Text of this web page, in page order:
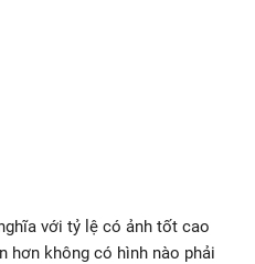
với tỷ lệ có ảnh tốt cao
hơn không có hình nào phải